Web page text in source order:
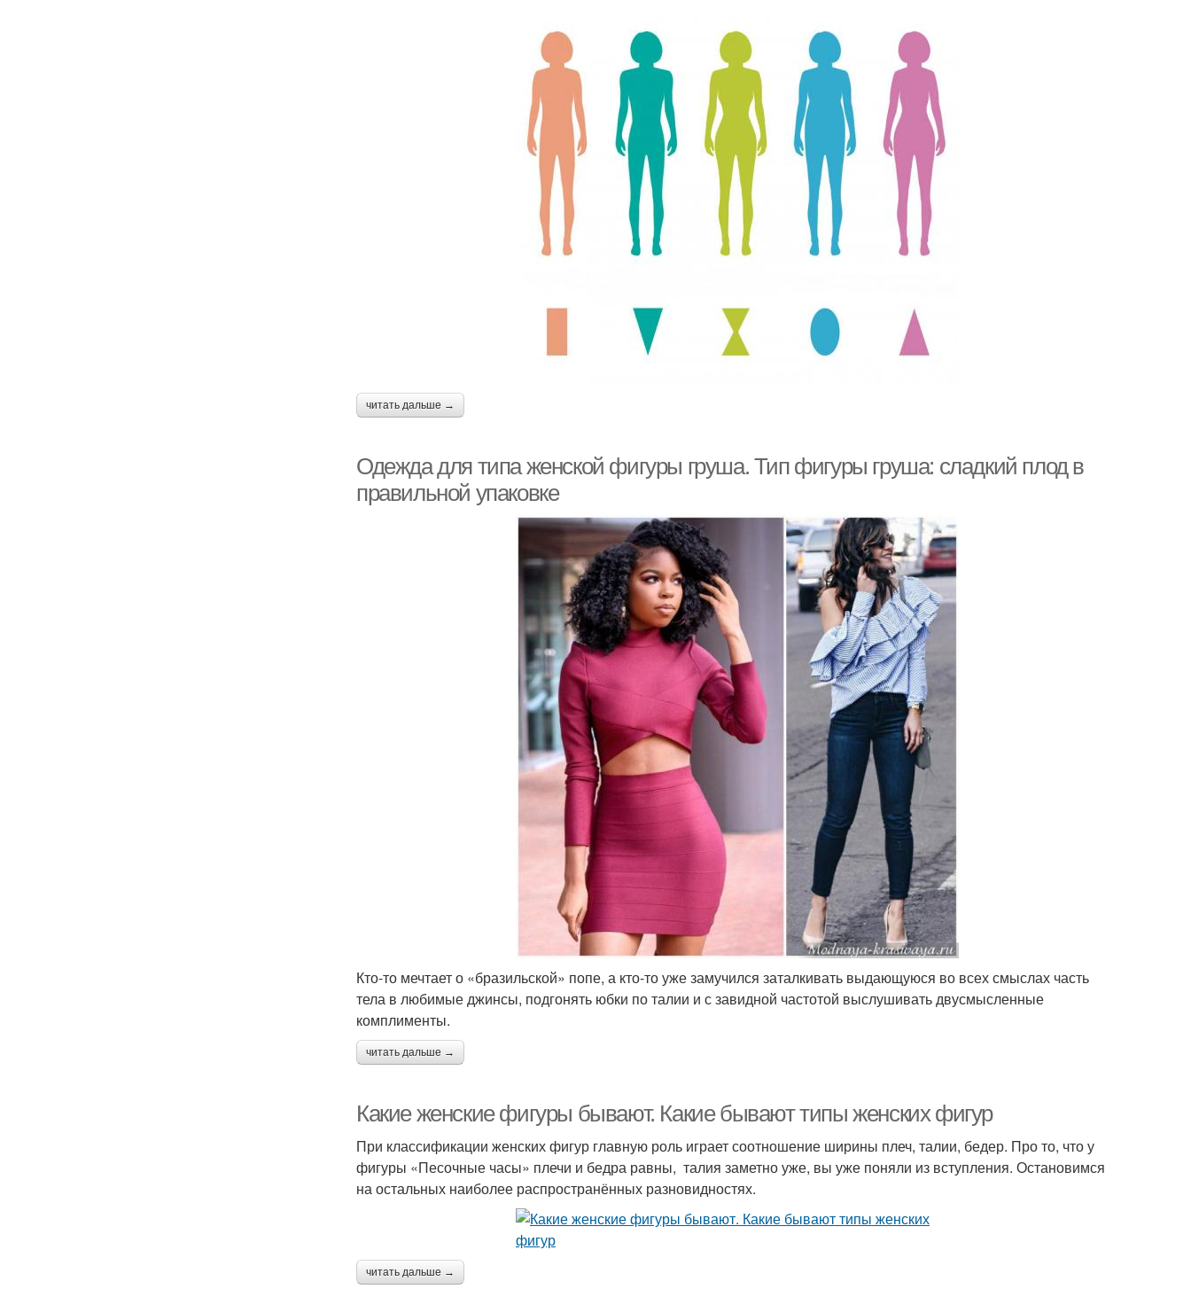
читать дальше →
Одежда для типа женской фигуры груша. Тип фигуры груша: сладкий плод в
правильной упаковке
Кто-то мечтает о «бразильской» попе, а кто-то уже замучился заталкивать выдающуюся во всех смыслах часть
тела в любимые джинсы, подгонять юбки по талии и с завидной частотой выслушивать двусмысленные
комплименты.
читать дальше →
Какие женские фигуры бывают. Какие бывают типы женских фигур
При классификации женских фигур главную роль играет соотношение ширины плеч, талии, бедер. Про то, что у
фигуры «Песочные часы» плечи и бедра равны, талия заметно уже, вы уже поняли из вступления. Остановимся
на остальных наиболее распространённых разновидностях.
читать дальше →